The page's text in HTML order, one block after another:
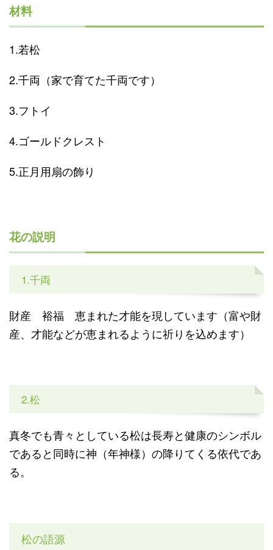
材料
1.若松
2.千両（家で育てた千両です）
3.フトイ
4.ゴールドクレスト
5.正月用扇の飾り
花の説明
1.千両
財産 裕福 恵まれた才能を現しています（富や財
産、才能などが恵まれるように祈りを込めます）
2.松
真冬でも青々としている松は長寿と健康のシンボル
であると同時に神（年神様）の降りてくる依代であ
る。
松の語源